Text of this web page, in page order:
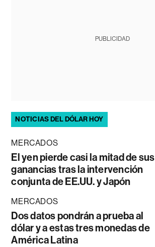
PUBLICIDAD
NOTICIAS DEL DÓLAR HOY
MERCADOS
El yen pierde casi la mitad de sus
ganancias tras la intervención
conjunta de EE.UU. y Japón
MERCADOS
Dos datos pondrán a prueba al
dólar y a estas tres monedas de
América Latina